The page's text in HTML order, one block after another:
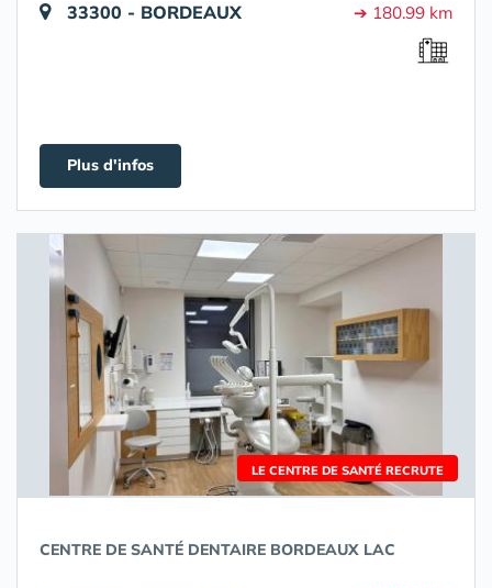
33300 - BORDEAUX ➔ 180.99 km
Plus d'infos
LE CENTRE DE SANTÉ RECRUTE
CENTRE DE SANTÉ DENTAIRE BORDEAUX LAC